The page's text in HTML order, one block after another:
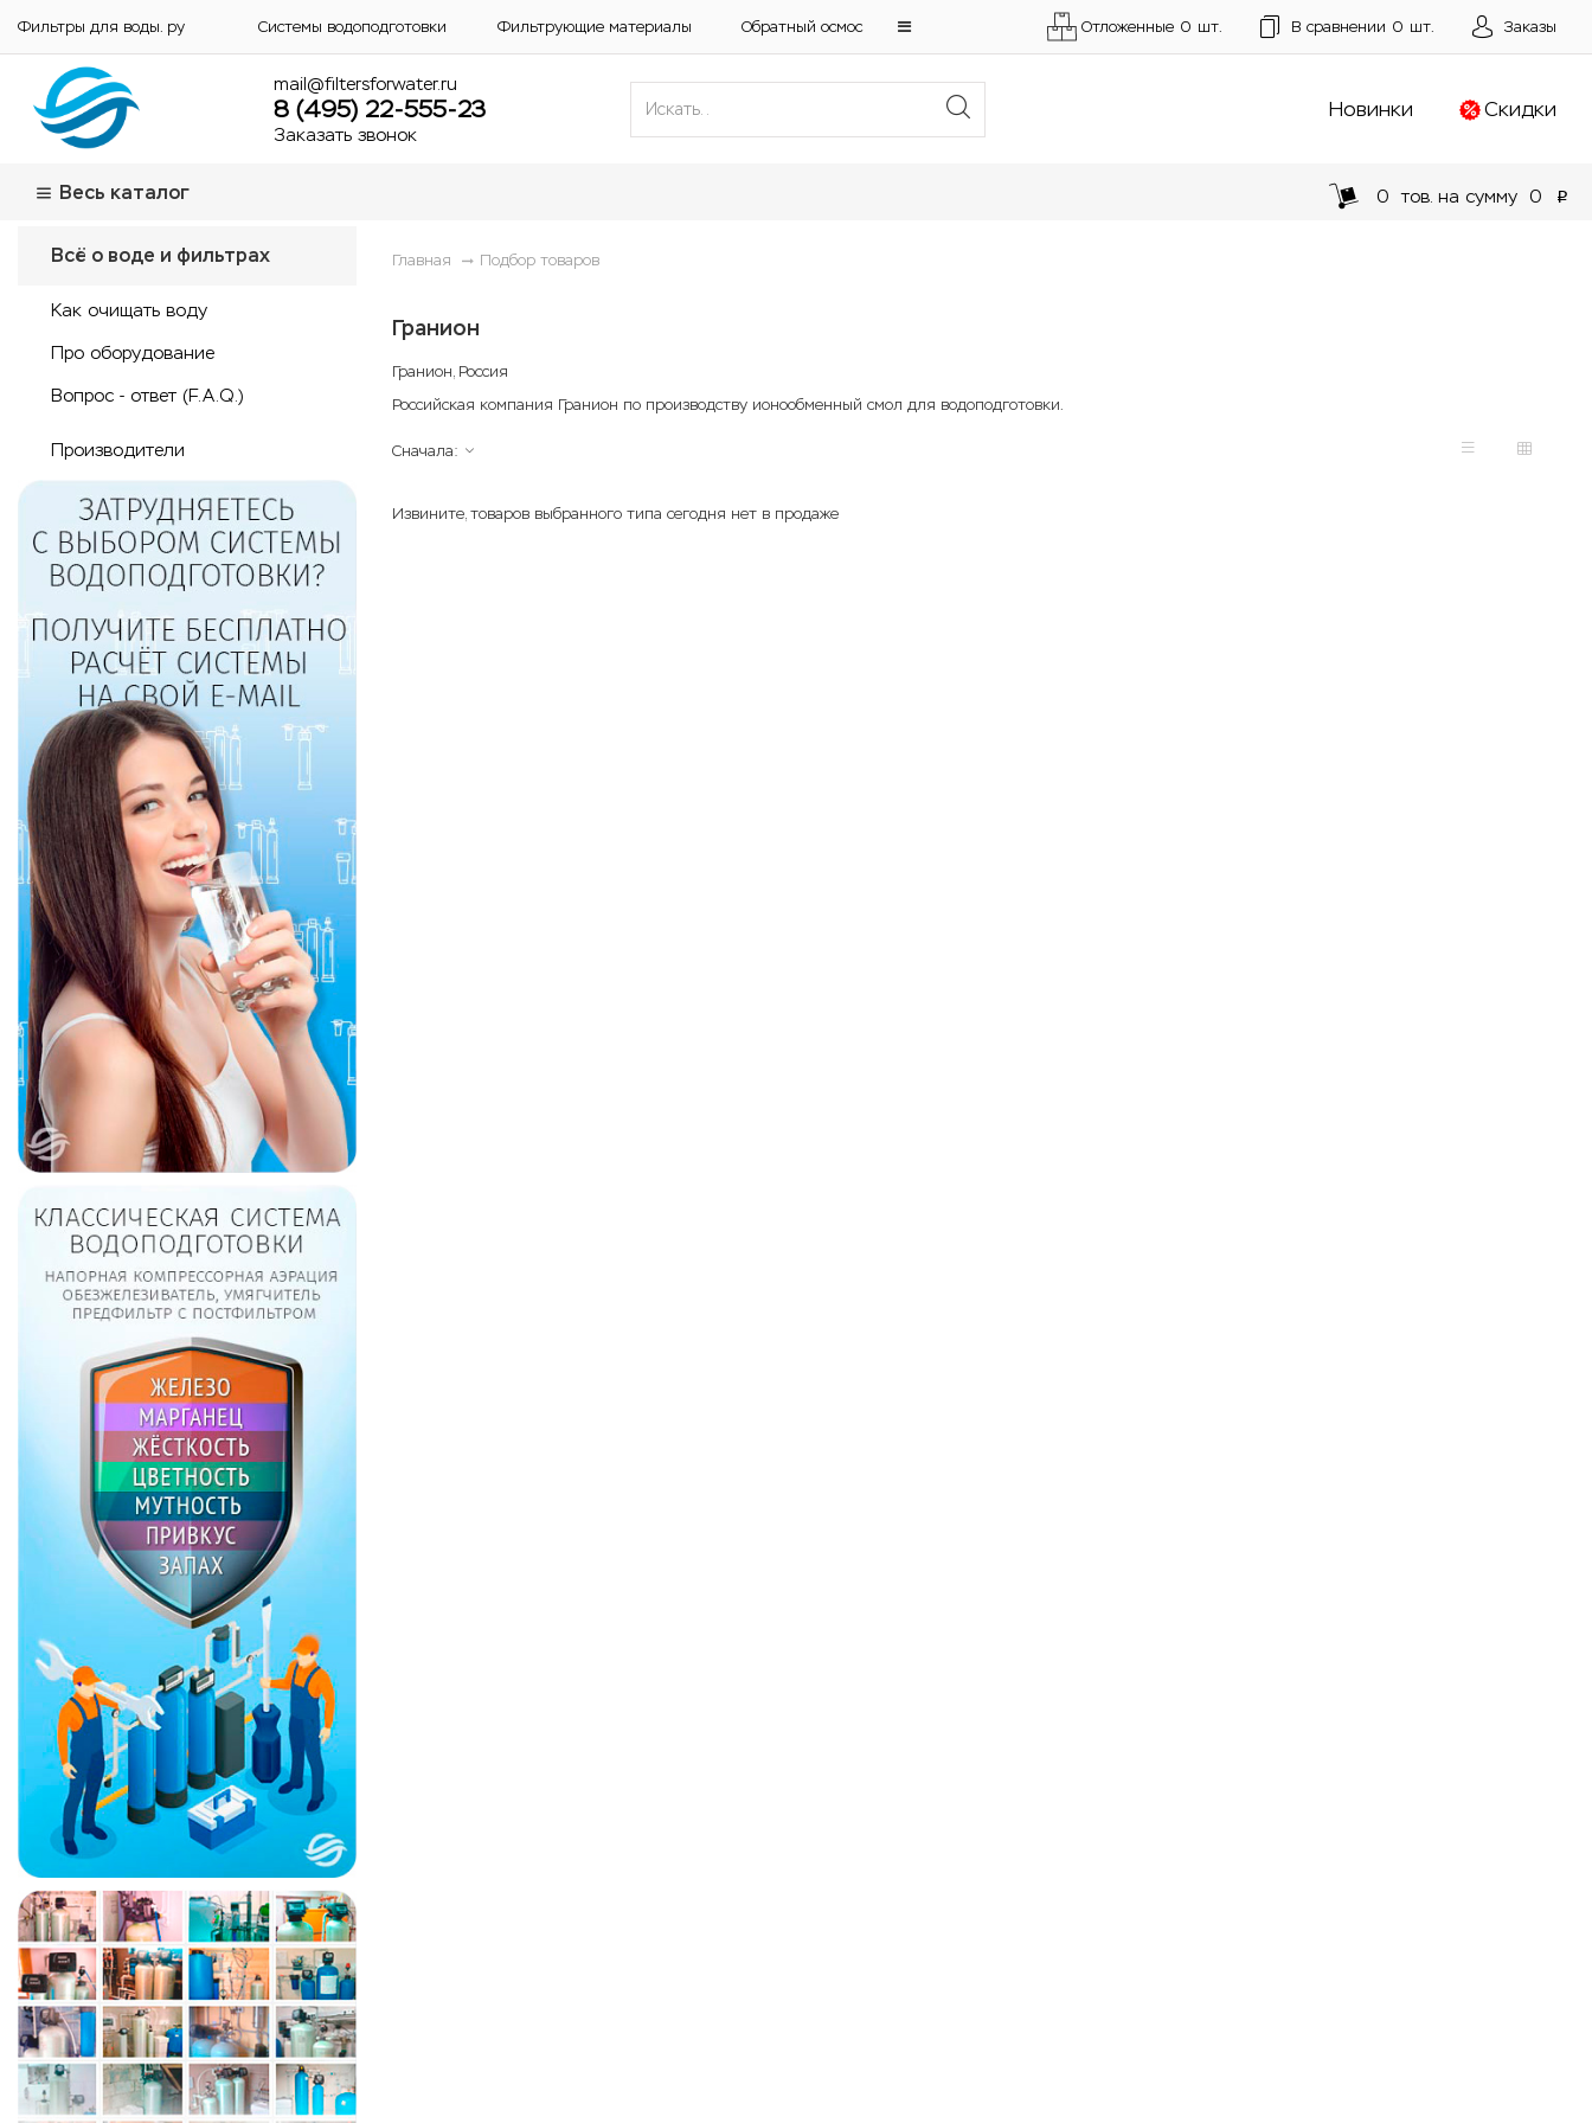
Фильтры для воды. ру Системы водоподготовки Фильтрующие материалы Обратный осмос Отложенные 0 шт. В сравнении 0 шт. Заказы
mail@filtersforwater.ru
8 (495) 22-555-23
Заказать звонок
Новинки Скидки
Весь каталог 0 тов. на сумму 0 p
Всё о воде и фильтрах
Как очищать воду
Про оборудование
Вопрос - ответ (F.A.Q.)
Производители
Главная Подбор товаров
Гранион
Гранион, Россия
Российская компания Гранион по производству ионообменный смол для водоподготовки.
Сначала:
Извините, товаров выбранного типа сегодня нет в продаже